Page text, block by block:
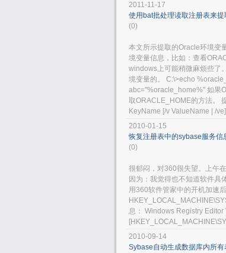
2011-11-17
使用bat批处理读取注册表来
(0)
本文所示提取的Oracle环境变
境变量信息，比如：查看
windows上可能稍微麻烦些了
境变量的。 C:\>echo
abc="%oracle_home%" 如果
取ORACLE_HOME的方法。
KeyName [/v ValueName | /
2010-01-15
恢复注册表中的sybase服务信
(0)
很郁闷，对360很失望。上午
因为：我觉得也不知道软件具
用360软件管家中的开机加速
息： Windows Registry Editor
2010-09-14
Sybase自动生成数据库内所